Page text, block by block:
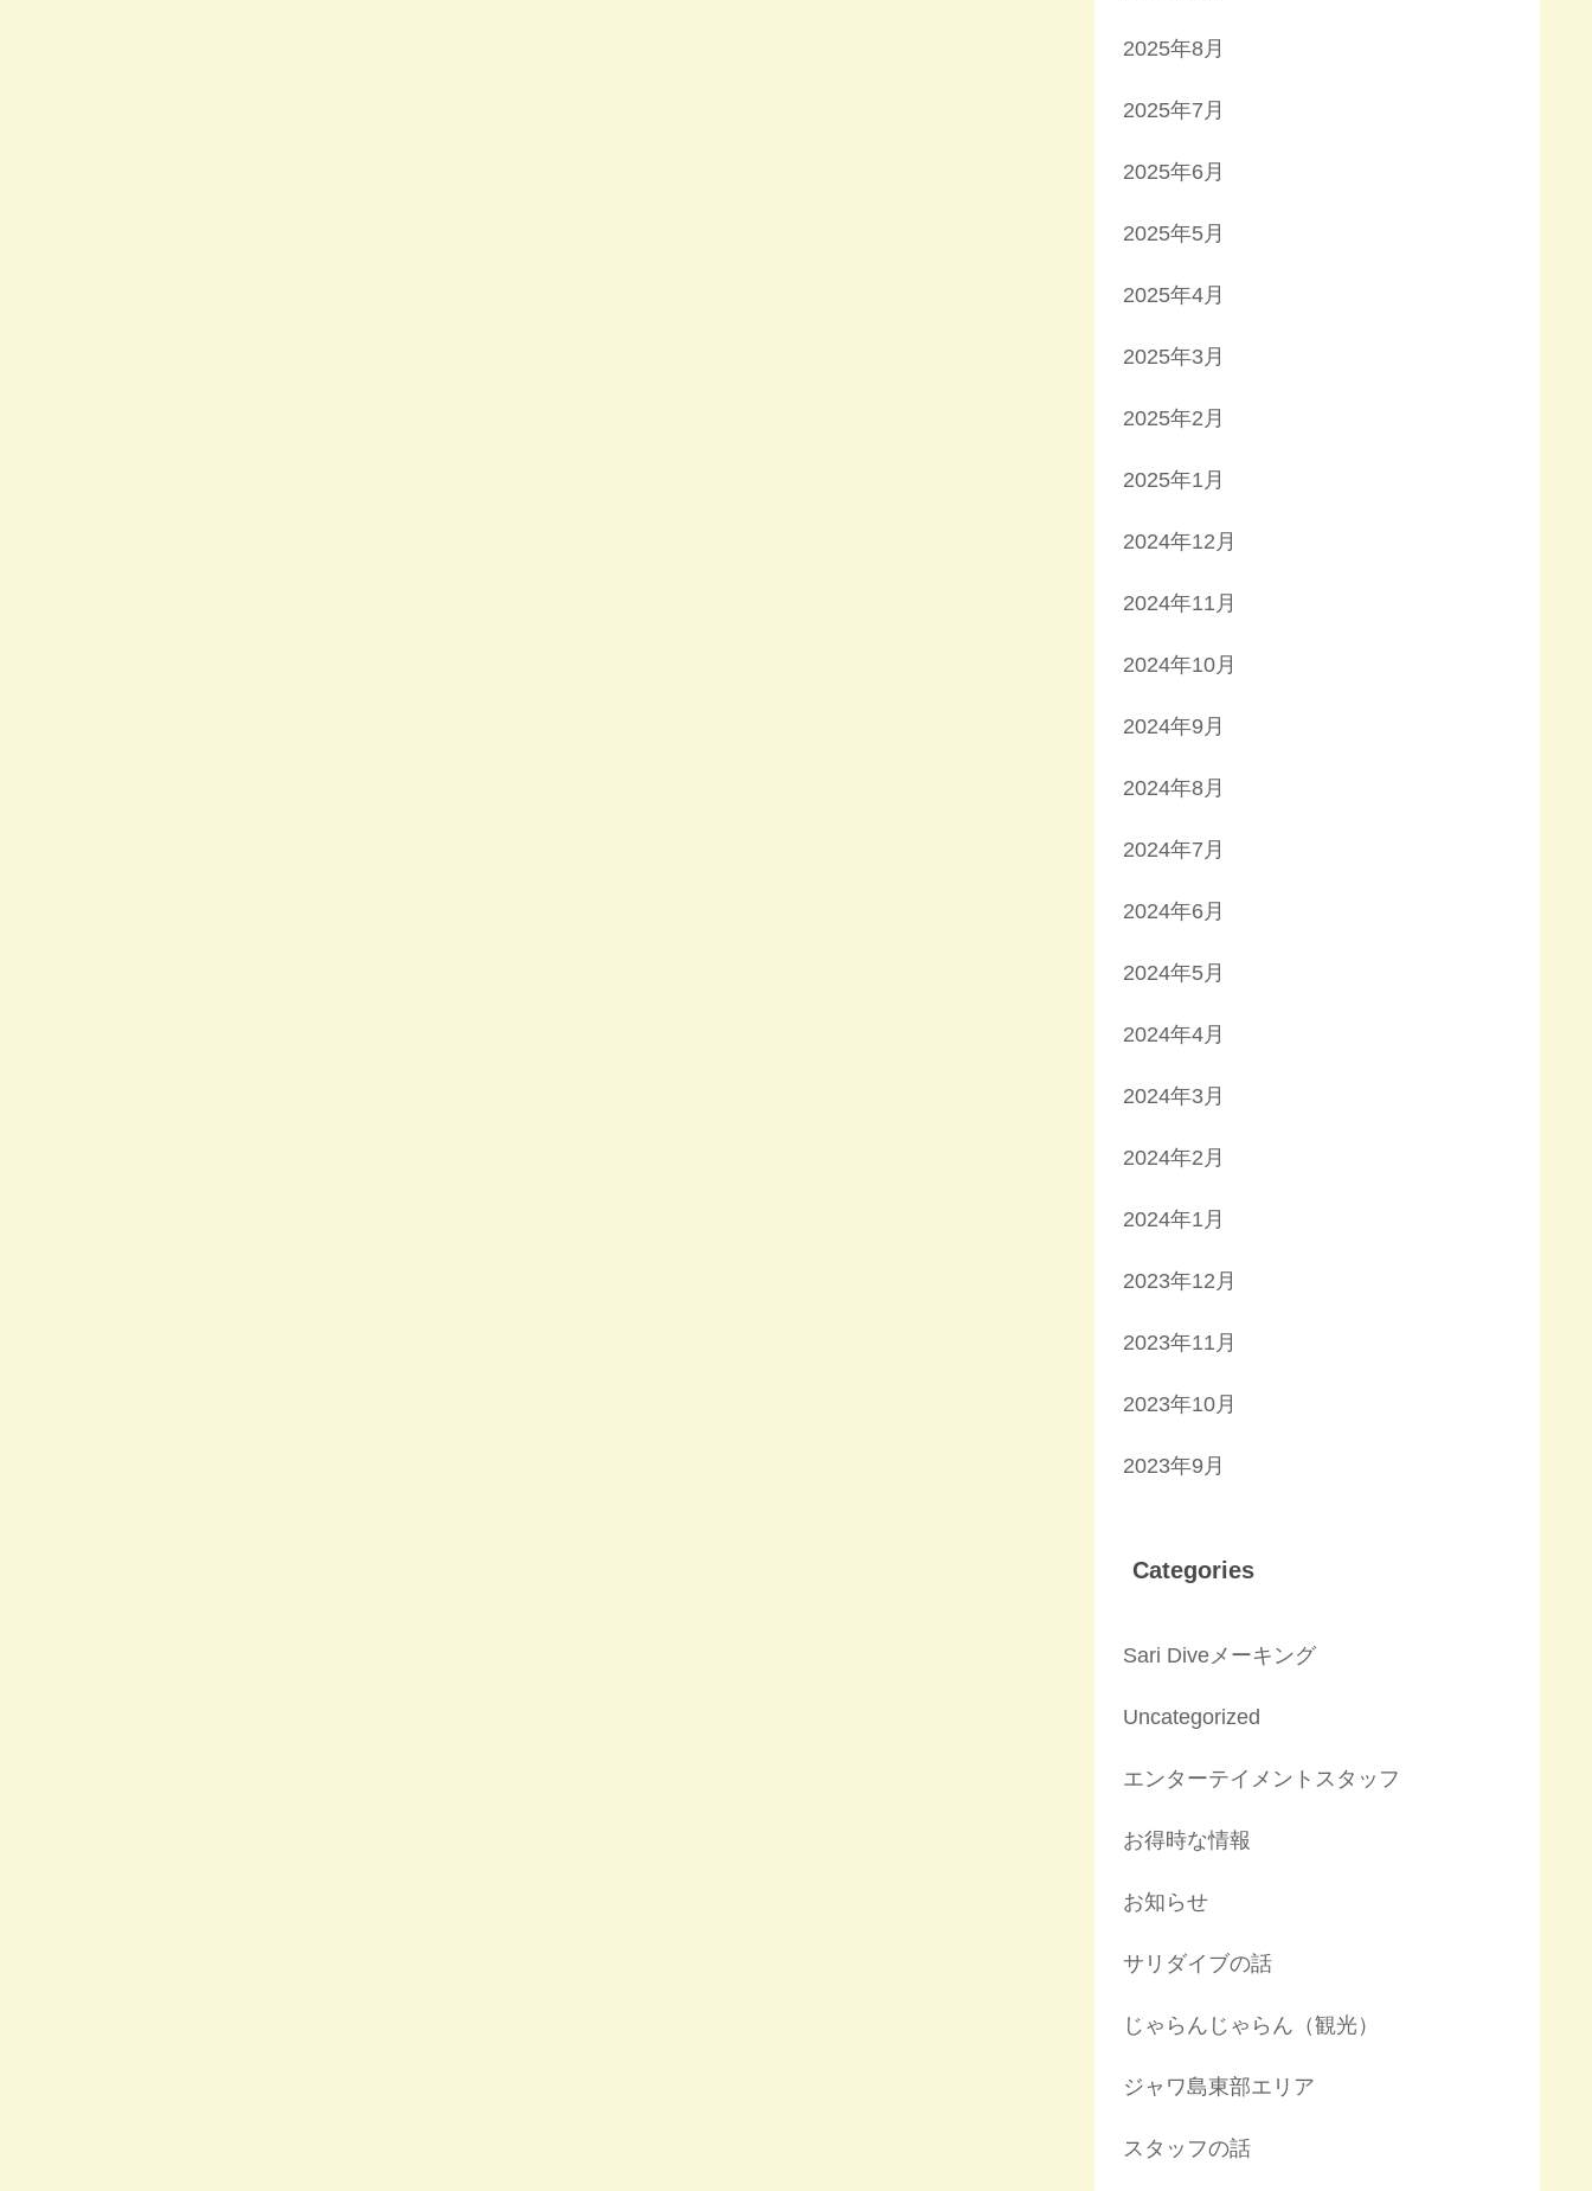
2025年8月
2025年7月
2025年6月
2025年5月
2025年4月
2025年3月
2025年2月
2025年1月
2024年12月
2024年11月
2024年10月
2024年9月
2024年8月
2024年7月
2024年6月
2024年5月
2024年4月
2024年3月
2024年2月
2024年1月
2023年12月
2023年11月
2023年10月
2023年9月
Categories
Sari Diveメーキング
Uncategorized
エンターテイメントスタッフ
お得時な情報
お知らせ
サリダイブの話
じゃらんじゃらん（観光）
ジャワ島東部エリア
スタッフの話